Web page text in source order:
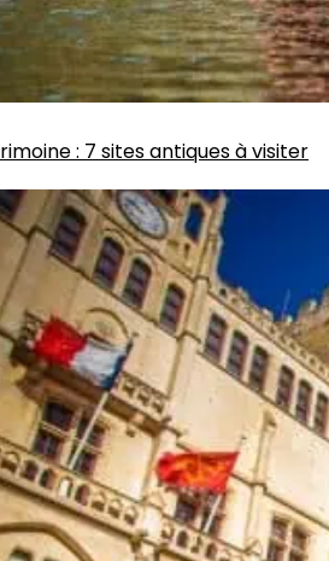
: 7 sites antiques à visiter